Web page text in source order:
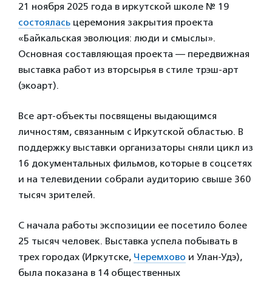
21 ноября 2025 года в иркутской школе № 19
состоялась церемония закрытия проекта
«Байкальская эволюция: люди и смыслы».
Основная составляющая проекта — передвижная
выставка работ из вторсырья в стиле трэш-арт
(экоарт).
Все арт-объекты посвящены выдающимся
личностям, связанным с Иркутской областью. В
поддержку выставки организаторы сняли цикл из
16 документальных фильмов, которые в соцсетях
и на телевидении собрали аудиторию свыше 360
тысяч зрителей.
С начала работы экспозиции ее посетило более
25 тысяч человек. Выставка успела побывать в
трех городах (Иркутске, Черемхово и Улан-Удэ),
была показана в 14 общественных